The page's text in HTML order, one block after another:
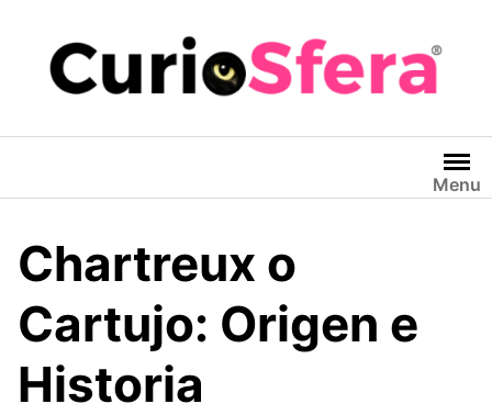
contenido
Menu
Chartreux o
Cartujo: Origen e
Historia